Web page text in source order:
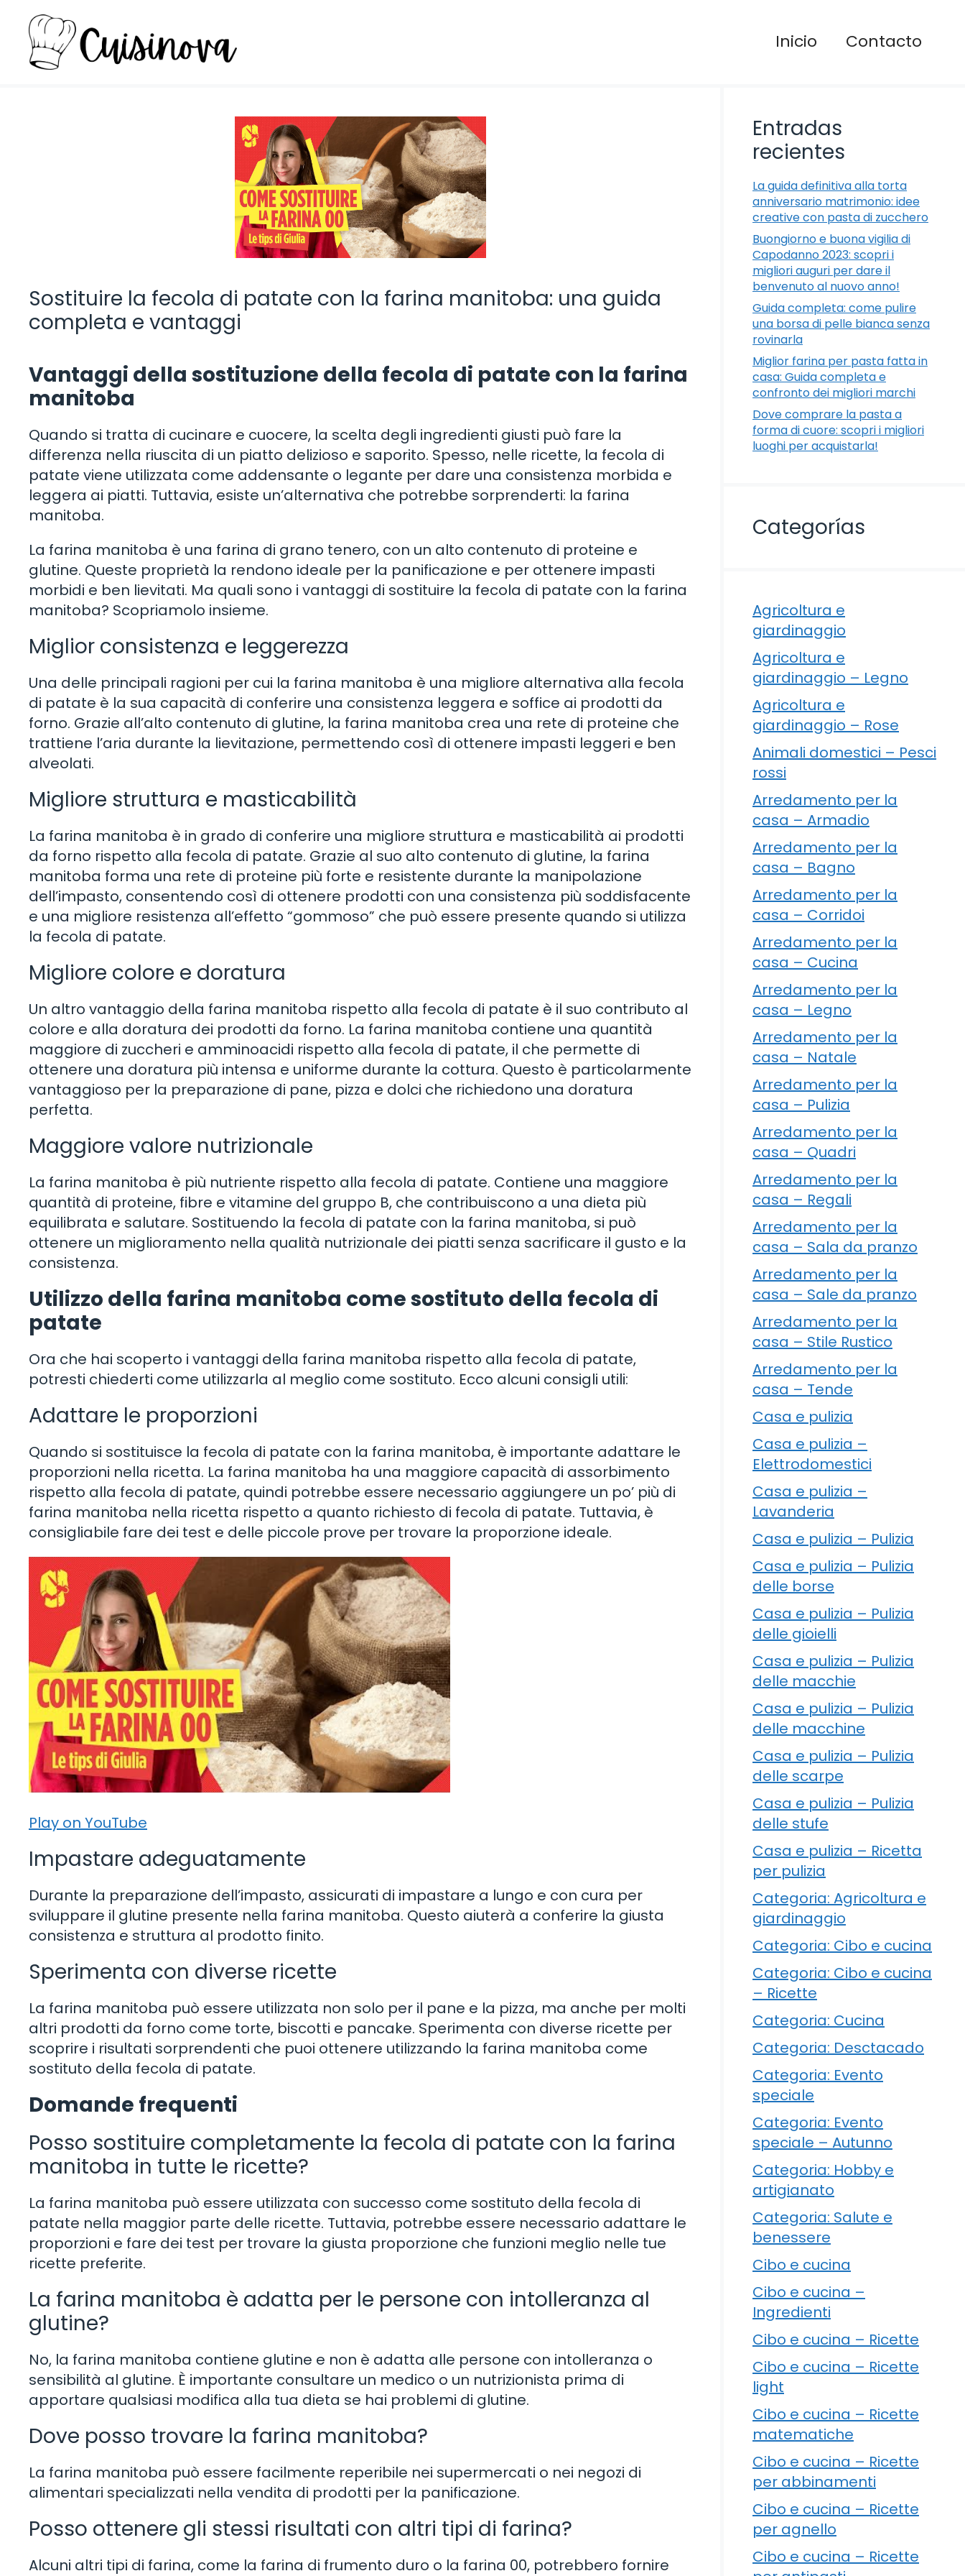
contenuto
Inicio Contacto
Sostituire la fecola di patate con la farina manitoba: una guida
completa e vantaggi
Vantaggi della sostituzione della fecola di patate con la farina
manitoba
Quando si tratta di cucinare e cuocere, la scelta degli ingredienti giusti può fare la
differenza nella riuscita di un piatto delizioso e saporito. Spesso, nelle ricette, la fecola di
patate viene utilizzata come addensante o legante per dare una consistenza morbida e
leggera ai piatti. Tuttavia, esiste un’alternativa che potrebbe sorprenderti: la farina
manitoba.
La farina manitoba è una farina di grano tenero, con un alto contenuto di proteine e
glutine. Queste proprietà la rendono ideale per la panificazione e per ottenere impasti
morbidi e ben lievitati. Ma quali sono i vantaggi di sostituire la fecola di patate con la farina
manitoba? Scopriamolo insieme.
Miglior consistenza e leggerezza
Una delle principali ragioni per cui la farina manitoba è una migliore alternativa alla fecola
di patate è la sua capacità di conferire una consistenza leggera e soffice ai prodotti da
forno. Grazie all’alto contenuto di glutine, la farina manitoba crea una rete di proteine che
trattiene l’aria durante la lievitazione, permettendo così di ottenere impasti leggeri e ben
alveolati.
Migliore struttura e masticabilità
La farina manitoba è in grado di conferire una migliore struttura e masticabilità ai prodotti
da forno rispetto alla fecola di patate. Grazie al suo alto contenuto di glutine, la farina
manitoba forma una rete di proteine più forte e resistente durante la manipolazione
dell’impasto, consentendo così di ottenere prodotti con una consistenza più soddisfacente
e una migliore resistenza all’effetto “gommoso” che può essere presente quando si utilizza
la fecola di patate.
Migliore colore e doratura
Un altro vantaggio della farina manitoba rispetto alla fecola di patate è il suo contributo al
colore e alla doratura dei prodotti da forno. La farina manitoba contiene una quantità
maggiore di zuccheri e amminoacidi rispetto alla fecola di patate, il che permette di
ottenere una doratura più intensa e uniforme durante la cottura. Questo è particolarmente
vantaggioso per la preparazione di pane, pizza e dolci che richiedono una doratura
perfetta.
Maggiore valore nutrizionale
La farina manitoba è più nutriente rispetto alla fecola di patate. Contiene una maggiore
quantità di proteine, fibre e vitamine del gruppo B, che contribuiscono a una dieta più
equilibrata e salutare. Sostituendo la fecola di patate con la farina manitoba, si può
ottenere un miglioramento nella qualità nutrizionale dei piatti senza sacrificare il gusto e la
consistenza.
Utilizzo della farina manitoba come sostituto della fecola di
patate
Ora che hai scoperto i vantaggi della farina manitoba rispetto alla fecola di patate,
potresti chiederti come utilizzarla al meglio come sostituto. Ecco alcuni consigli utili:
Adattare le proporzioni
Quando si sostituisce la fecola di patate con la farina manitoba, è importante adattare le
proporzioni nella ricetta. La farina manitoba ha una maggiore capacità di assorbimento
rispetto alla fecola di patate, quindi potrebbe essere necessario aggiungere un po’ più di
farina manitoba nella ricetta rispetto a quanto richiesto di fecola di patate. Tuttavia, è
consigliabile fare dei test e delle piccole prove per trovare la proporzione ideale.
Play on YouTube
Impastare adeguatamente
Durante la preparazione dell’impasto, assicurati di impastare a lungo e con cura per
sviluppare il glutine presente nella farina manitoba. Questo aiuterà a conferire la giusta
consistenza e struttura al prodotto finito.
Sperimenta con diverse ricette
La farina manitoba può essere utilizzata non solo per il pane e la pizza, ma anche per molti
altri prodotti da forno come torte, biscotti e pancake. Sperimenta con diverse ricette per
scoprire i risultati sorprendenti che puoi ottenere utilizzando la farina manitoba come
sostituto della fecola di patate.
Domande frequenti
Posso sostituire completamente la fecola di patate con la farina
manitoba in tutte le ricette?
La farina manitoba può essere utilizzata con successo come sostituto della fecola di
patate nella maggior parte delle ricette. Tuttavia, potrebbe essere necessario adattare le
proporzioni e fare dei test per trovare la giusta proporzione che funzioni meglio nelle tue
ricette preferite.
La farina manitoba è adatta per le persone con intolleranza al
glutine?
No, la farina manitoba contiene glutine e non è adatta alle persone con intolleranza o
sensibilità al glutine. È importante consultare un medico o un nutrizionista prima di
apportare qualsiasi modifica alla tua dieta se hai problemi di glutine.
Dove posso trovare la farina manitoba?
La farina manitoba può essere facilmente reperibile nei supermercati o nei negozi di
alimentari specializzati nella vendita di prodotti per la panificazione.
Posso ottenere gli stessi risultati con altri tipi di farina?
Alcuni altri tipi di farina, come la farina di frumento duro o la farina 00, potrebbero fornire
Entradas
recientes
La guida definitiva alla torta
anniversario matrimonio: idee
creative con pasta di zucchero
Buongiorno e buona vigilia di
Capodanno 2023: scopri i
migliori auguri per dare il
benvenuto al nuovo anno!
Guida completa: come pulire
una borsa di pelle bianca senza
rovinarla
Miglior farina per pasta fatta in
casa: Guida completa e
confronto dei migliori marchi
Dove comprare la pasta a
forma di cuore: scopri i migliori
luoghi per acquistarla!
Categorías
Agricoltura e
giardinaggio
Agricoltura e
giardinaggio – Legno
Agricoltura e
giardinaggio – Rose
Animali domestici – Pesci
rossi
Arredamento per la
casa – Armadio
Arredamento per la
casa – Bagno
Arredamento per la
casa – Corridoi
Arredamento per la
casa – Cucina
Arredamento per la
casa – Legno
Arredamento per la
casa – Natale
Arredamento per la
casa – Pulizia
Arredamento per la
casa – Quadri
Arredamento per la
casa – Regali
Arredamento per la
casa – Sala da pranzo
Arredamento per la
casa – Sale da pranzo
Arredamento per la
casa – Stile Rustico
Arredamento per la
casa – Tende
Casa e pulizia
Casa e pulizia –
Elettrodomestici
Casa e pulizia –
Lavanderia
Casa e pulizia – Pulizia
Casa e pulizia – Pulizia
delle borse
Casa e pulizia – Pulizia
delle gioielli
Casa e pulizia – Pulizia
delle macchie
Casa e pulizia – Pulizia
delle macchine
Casa e pulizia – Pulizia
delle scarpe
Casa e pulizia – Pulizia
delle stufe
Casa e pulizia – Ricetta
per pulizia
Categoria: Agricoltura e
giardinaggio
Categoria: Cibo e cucina
Categoria: Cibo e cucina
– Ricette
Categoria: Cucina
Categoria: Desctacado
Categoria: Evento
speciale
Categoria: Evento
speciale – Autunno
Categoria: Hobby e
artigianato
Categoria: Salute e
benessere
Cibo e cucina
Cibo e cucina –
Ingredienti
Cibo e cucina – Ricette
Cibo e cucina – Ricette
light
Cibo e cucina – Ricette
matematiche
Cibo e cucina – Ricette
per abbinamenti
Cibo e cucina – Ricette
per agnello
Cibo e cucina – Ricette